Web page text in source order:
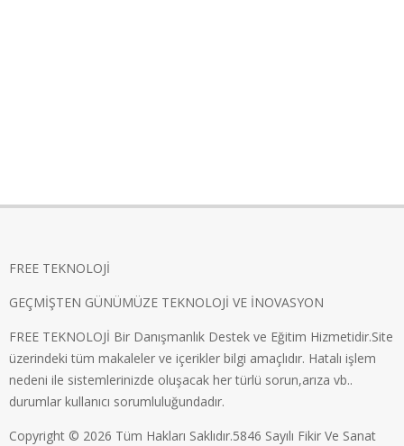
FREE TEKNOLOJİ
GEÇMİŞTEN GÜNÜMÜZE TEKNOLOJİ VE İNOVASYON
FREE TEKNOLOJİ Bir Danışmanlık Destek ve Eğitim Hizmetidir.Site
üzerindeki tüm makaleler ve içerikler bilgi amaçlıdır. Hatalı işlem
nedeni ile sistemlerinizde oluşacak her türlü sorun,arıza vb..
durumlar kullanıcı sorumluluğundadır.
Copyright © 2026 Tüm Hakları Saklıdır.5846 Sayılı Fikir Ve Sanat